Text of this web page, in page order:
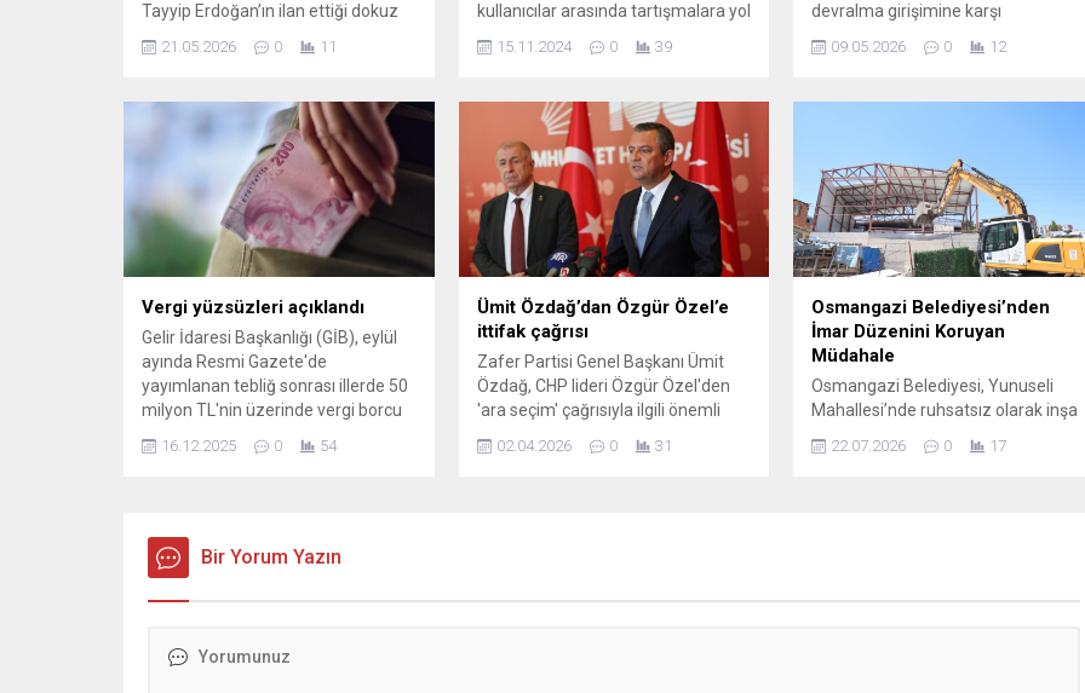
Tayyip Erdoğan’ın ilan ettiği dokuz
günlük tatil kararının ardından
vatandaşlar memleket ziyaretleri
için hazırlıklara başladı. Bugün
yapılan yeni duyuruya göre,
belirlenen tarihler arasında kamuya
ait bazı ulaşım hizmetlerinde ücret
alınmayacak. Bu uygulama, yoğun
yolculuk döneminde vatandaşlara
kolaylık sağlamayı...
21.05.2026 0 11
kullanıcılar arasında tartışmalara yol
açtı. Bu değişiklik, abonelik
deneyimini nasıl etkileyecek?
içeriklerimizi inceleyin.
15.11.2024 0 39
devralma girişimine karşı
bağımsızlık stratejisini
güçlendirirken operasyonel
çalışanı işten çıkarma kararı aldı.
ederek gelir ve kârlılık beklentilerini
yukarı çekti. Banka, yapay zekâ
yatırımları ve süreç otomasyonuyla
maliyetleri azaltmayı ve verimliliği
yükseltmeyi planlıyor; bu çerçevede
2030’a...
09.05.2026 0 12
Vergi yüzsüzleri açıklandı
Gelir İdaresi Başkanlığı (GİB), eylül
ayında Resmi Gazete'de
yayımlanan tebliğ sonrası illerde 50
milyon TL'nin üzerinde vergi borcu
başladı. Paylaşılan listede Uzan
konulan Can Holding dikkat çekti.
16.12.2025 0 54
Ümit Özdağ’dan Özgür Özel’e
ittifak çağrısı
Zafer Partisi Genel Başkanı Ümit
Özdağ, CHP lideri Özgür Özel'den
'ara seçim' çağrısıyla ilgili önemli
seslenerek tüm Atatürkçü partilere
02.04.2026 0 31
Osmangazi Belediyesi’nden
İmar Düzenini Koruyan
Müdahale
Osmangazi Belediyesi, Yunuseli
Mahallesi’nde ruhsatsız olarak inşa
yapıyı kontrollü şekilde yıkarak,
genelinde yürüttüğü denetim ve
22.07.2026 0 17
Bir Yorum Yazın